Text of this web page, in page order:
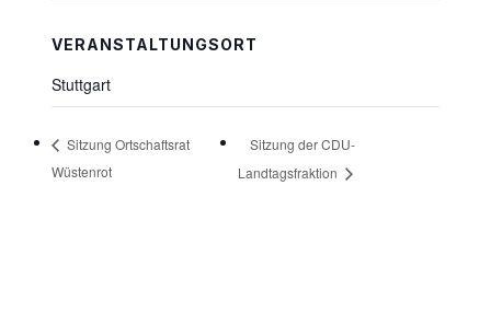
VERANSTALTUNGSORT
Stuttgart
Sitzung Ortschaftsrat
Wüstenrot
Sitzung der CDU-
Landtagsfraktion